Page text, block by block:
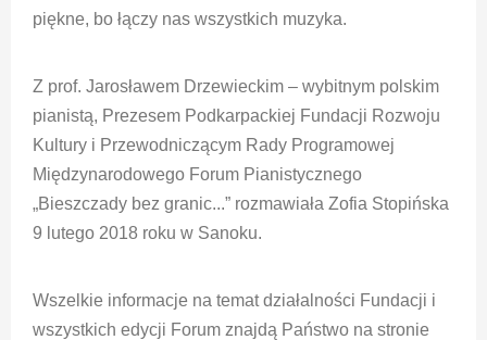
piękne, bo łączy nas wszystkich muzyka.
Z prof. Jarosławem Drzewieckim – wybitnym polskim
pianistą, Prezesem Podkarpackiej Fundacji Rozwoju
Kultury i Przewodniczącym Rady Programowej
Międzynarodowego Forum Pianistycznego
„Bieszczady bez granic...” rozmawiała Zofia Stopińska
9 lutego 2018 roku w Sanoku.
Wszelkie informacje na temat działalności Fundacji i
wszystkich edycji Forum znajdą Państwo na stronie